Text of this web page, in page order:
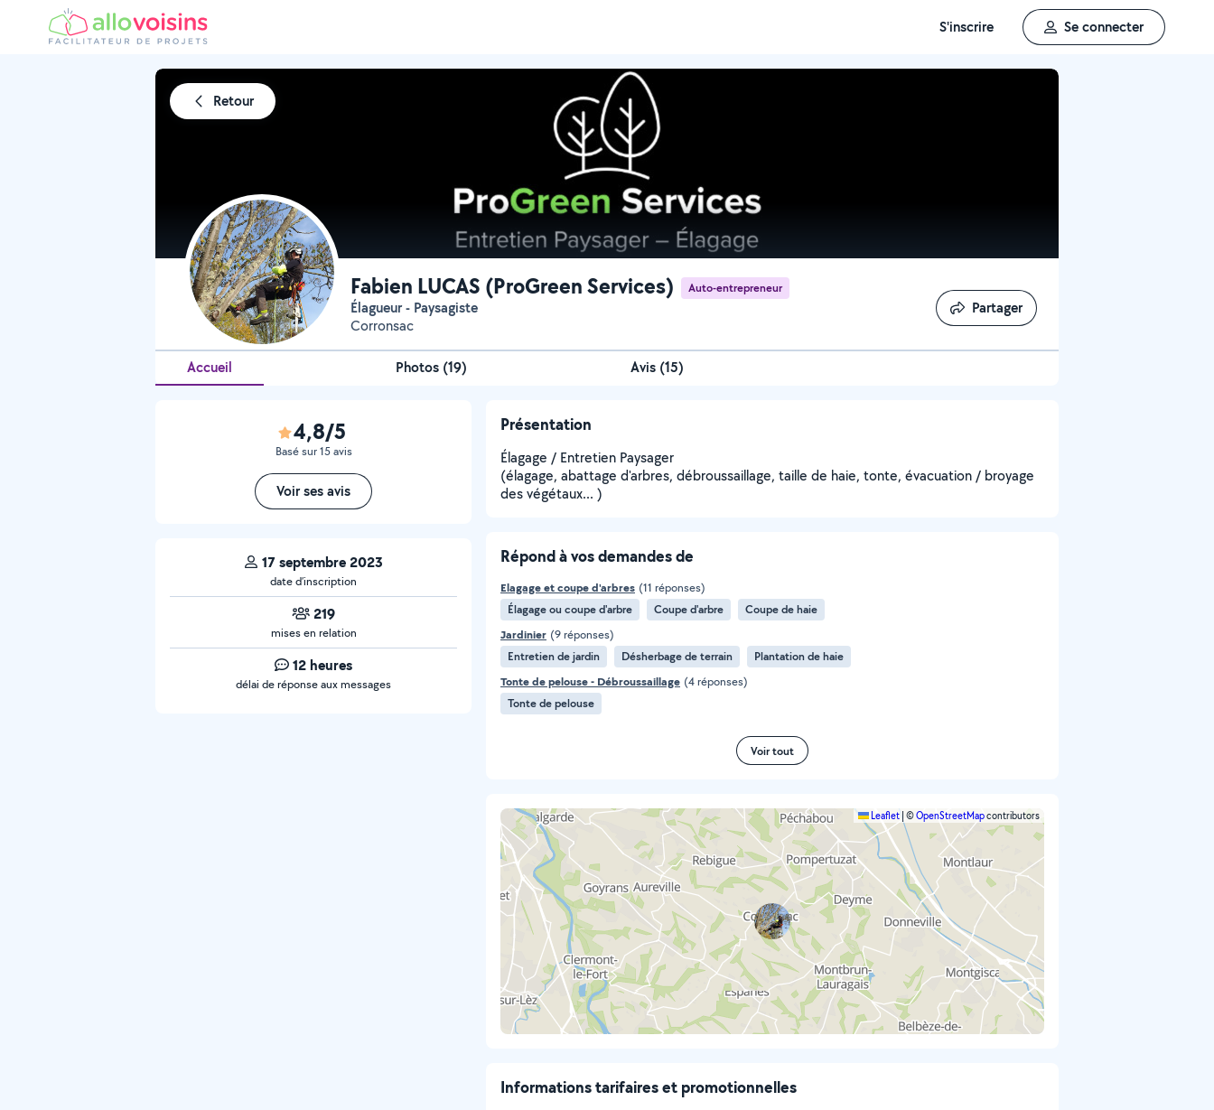
S'inscrire Se connecter
Retour
Fabien LUCAS (ProGreen Services) Auto-entrepreneur
Élagueur - Paysagiste
Corronsac
Partager
Partager
Accueil Photos (19) Avis (15)
4,8/5
Basé sur 15 avis
Voir ses avis
17 septembre 2023
date d’inscription
219
mises en relation
12 heures
délai de réponse aux messages
Présentation
Élagage / Entretien Paysager
(élagage, abattage d'arbres, débroussaillage, taille de haie, tonte, évacuation / broyage
des végétaux... )
Répond à vos demandes de
Elagage et coupe d'arbres (11 réponses)
Élagage ou coupe d'arbre
Coupe d'arbre
Coupe de haie
Jardinier (9 réponses)
Entretien de jardin
Désherbage de terrain
Plantation de haie
Tonte de pelouse - Débroussaillage (4 réponses)
Tonte de pelouse
Voir tout
Leaflet| ©OpenStreetMapcontributors
Informations tarifaires et promotionnelles